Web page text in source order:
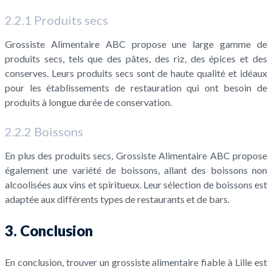
2.2.1 Produits secs
Grossiste Alimentaire ABC propose une large gamme de
produits secs, tels que des pâtes, des riz, des épices et des
conserves. Leurs produits secs sont de haute qualité et idéaux
pour les établissements de restauration qui ont besoin de
produits à longue durée de conservation.
2.2.2 Boissons
En plus des produits secs, Grossiste Alimentaire ABC propose
également une variété de boissons, allant des boissons non
alcoolisées aux vins et spiritueux. Leur sélection de boissons est
adaptée aux différents types de restaurants et de bars.
3. Conclusion
En conclusion, trouver un grossiste alimentaire fiable à Lille est